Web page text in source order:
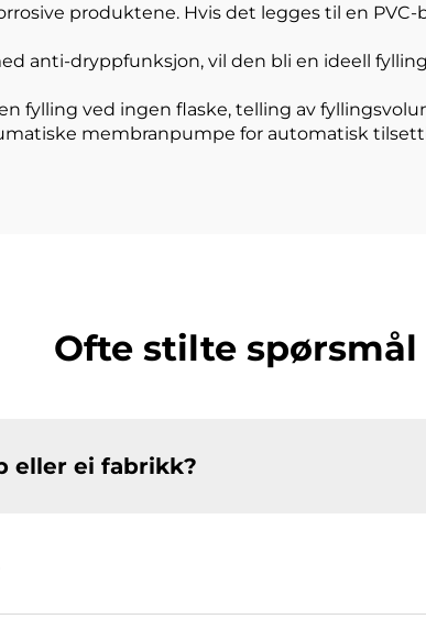
produktene. Hvis det legges til en
anti-dryppfunksjon, vil den bli en ideell
fylling ved ingen flaske, telling av
membranpumpe for automatisk
Ofte stilte spørsmål
eller ei fabrikk?